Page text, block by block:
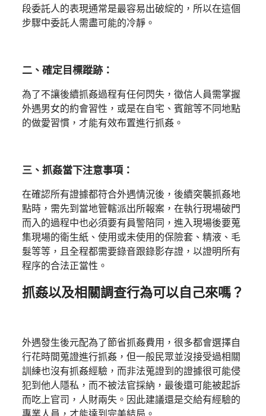
段委託人的表現通常是最容易出破綻的，所以在這個
步驟中委託人需盡可能的冷靜。
二、確定目標蹤跡：
為了不讓後續抓姦過程有任何閃失，徵信人員需掌握
外遇男女的約會習性，或是在自宅、賓館等不同地點
的做愛習慣，才能有效布置進行抓姦。
三、抓姦當下注意事項：
在確認所有證據都符合外遇情況後，後續突襲抓姦地
點時，需先到當地管轄派出所報案，在執行現場破門
而入的過程中也必須要有員警陪同，進入現場後要蒐
集現場的衛生紙、使用或未使用的保險套、精液、毛
髮等等，且全程都需要錄音跟錄影存證，以證明所有
程序的合法正當性。
抓姦以及相關調查行為可以自己來嗎？
外遇發生後元配為了節省抓姦費用，很多都會選擇自
行花時間蒐證進行抓姦，但一般民眾並沒接受過相關
訓練也沒有抓姦經驗，而非法蒐證到的證據很可能侵
犯到他人隱私，而不被法官採納，最後還可能被起訴
而吃上官司，人財兩失。因此建議還是交給有經驗的
專業人員，才能達到完美結局。